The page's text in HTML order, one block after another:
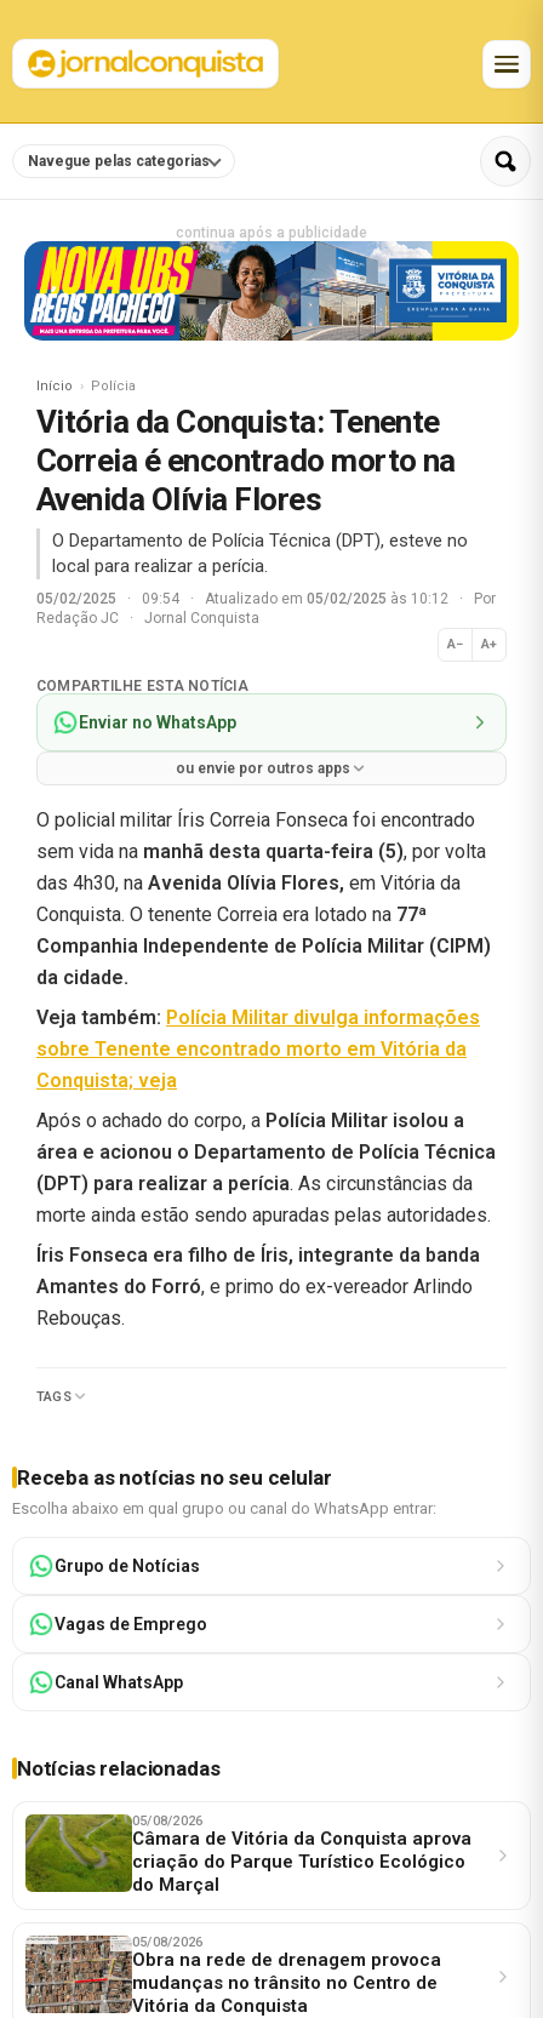
Navegue pelas categorias
continua após a publicidade
Início Polícia
Vitória da Conquista: Tenente
Correia é encontrado morto na
Avenida Olívia Flores
O Departamento de Polícia Técnica (DPT), esteve no
local para realizar a perícia.
05/02/2025 · 09:54 · Atualizado em 05/02/2025 às 10:12 ·
Por
Redação JC
· Jornal Conquista
A− A+
Normal
COMPARTILHE ESTA NOTÍCIA
Enviar no WhatsApp
ou envie por outros apps
O policial militar Íris Correia Fonseca foi encontrado
sem vida na manhã desta quarta-feira (5), por volta
das 4h30, na Avenida Olívia Flores, em Vitória da
Conquista. O tenente Correia era lotado na 77ª
Companhia Independente de Polícia Militar (CIPM)
da cidade.
Veja também: Polícia Militar divulga informações
sobre Tenente encontrado morto em Vitória da
Conquista; veja
Após o achado do corpo, a Polícia Militar isolou a
área e acionou o Departamento de Polícia Técnica
(DPT) para realizar a perícia. As circunstâncias da
morte ainda estão sendo apuradas pelas autoridades.
Íris Fonseca era filho de Íris, integrante da banda
Amantes do Forró, e primo do ex-vereador Arlindo
Rebouças.
TAGS
Receba as notícias no seu celular
Escolha abaixo em qual grupo ou canal do WhatsApp entrar:
Grupo de Notícias
Vagas de Emprego
Canal WhatsApp
Notícias relacionadas
05/08/2026
Câmara de Vitória da Conquista aprova
criação do Parque Turístico Ecológico
do Marçal
05/08/2026
Obra na rede de drenagem provoca
mudanças no trânsito no Centro de
Vitória da Conquista